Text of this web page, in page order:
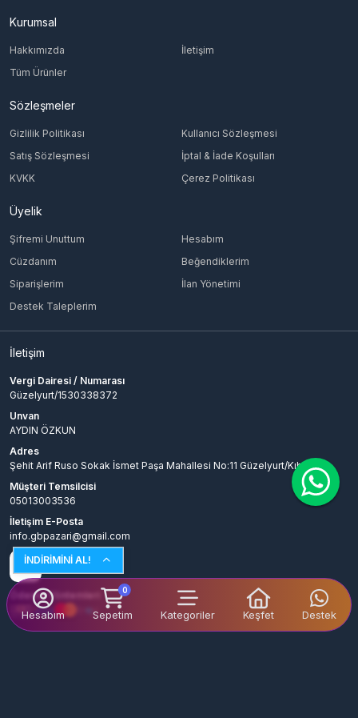
İNDİRİMİNİ AL!
Hesabım
0
Sepetim Kategoriler Keşfet Destek
Kurumsal
Hakkımızda
İletişim
Tüm Ürünler
Sözleşmeler
Gizlilik Politikası
Kullanıcı Sözleşmesi
Satış Sözleşmesi
İptal & İade Koşulları
KVKK
Çerez Politikası
Üyelik
Şifremi Unuttum
Hesabım
Cüzdanım
Beğendiklerim
Siparişlerim
İlan Yönetimi
Destek Taleplerim
İletişim
Vergi Dairesi / Numarası
Güzelyurt/1530338372
Unvan
AYDIN ÖZKUN
Adres
Şehit Arif Ruso Sokak İsmet Paşa Mahallesi No:11 Güzelyurt/Kıbrıs
Müşteri Temsilcisi
05013003536
İletişim E-Posta
info.gbpazari@gmail.com
Ödeme Yöntemleri